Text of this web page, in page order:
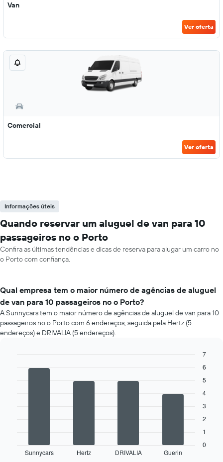
Van
Ver oferta
Comercial
Ver oferta
Informações úteis
Quando reservar um aluguel de van para 10
passageiros no o Porto
Confira as últimas tendências e dicas de reserva para alugar um carro no
o Porto com confiança.
Qual empresa tem o maior número de agências de aluguel
de van para 10 passageiros no o Porto?
A Sunnycars tem o maior número de agências de aluguel de van para 10
passageiros no o Porto com 6 endereços, seguida pela Hertz (5
endereços) e DRIVALIA (5 endereços).
seguir
exibe
graphic.
Sunnycars Hertz DRIVALIA Guerin
0
1
2
3
4
5
6
7